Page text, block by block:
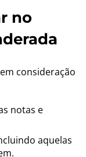
no
consideração
notas e
aquelas